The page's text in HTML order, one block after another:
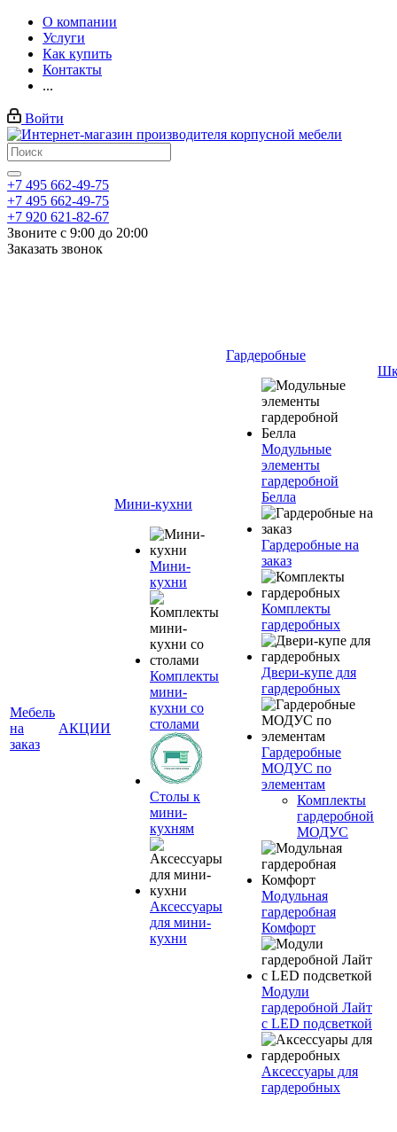
О компании
Услуги
Как купить
Контакты
...
Войти
+7 495 662-49-75
+7 495 662-49-75
+7 920 621-82-67
Звоните с 9:00 до 20:00
Заказать звонок
Мебель
на
заказ
АКЦИИ
Мини-кухни
Мини-
кухни
Комплекты
мини-
кухни со
столами
Столы к
мини-
кухням
Аксессуары
для мини-
кухни
Гардеробные
Модульные
элементы
гардеробной
Белла
Гардеробные на
заказ
Комплекты
гардеробных
Двери-купе для
гардеробных
Гардеробные
МОДУС по
элементам
Комплекты
гардеробной
МОДУС
Модульная
гардеробная
Комфорт
Модули
гардеробной Лайт
с LED подсветкой
Аксессуары для
гардеробных